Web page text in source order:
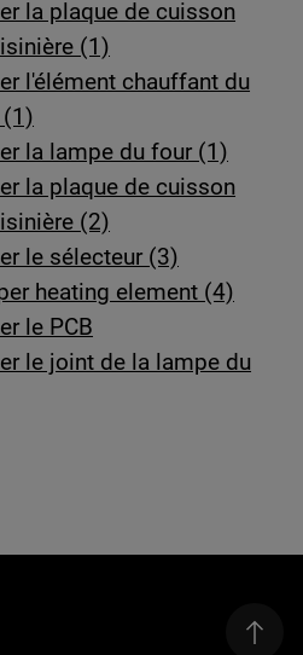
la plaque de cuisson
(1)
l'élément chauffant du
la lampe du four (1)
la plaque de cuisson
(2)
le sélecteur (3)
heating element (4)
le PCB
le joint de la lampe du